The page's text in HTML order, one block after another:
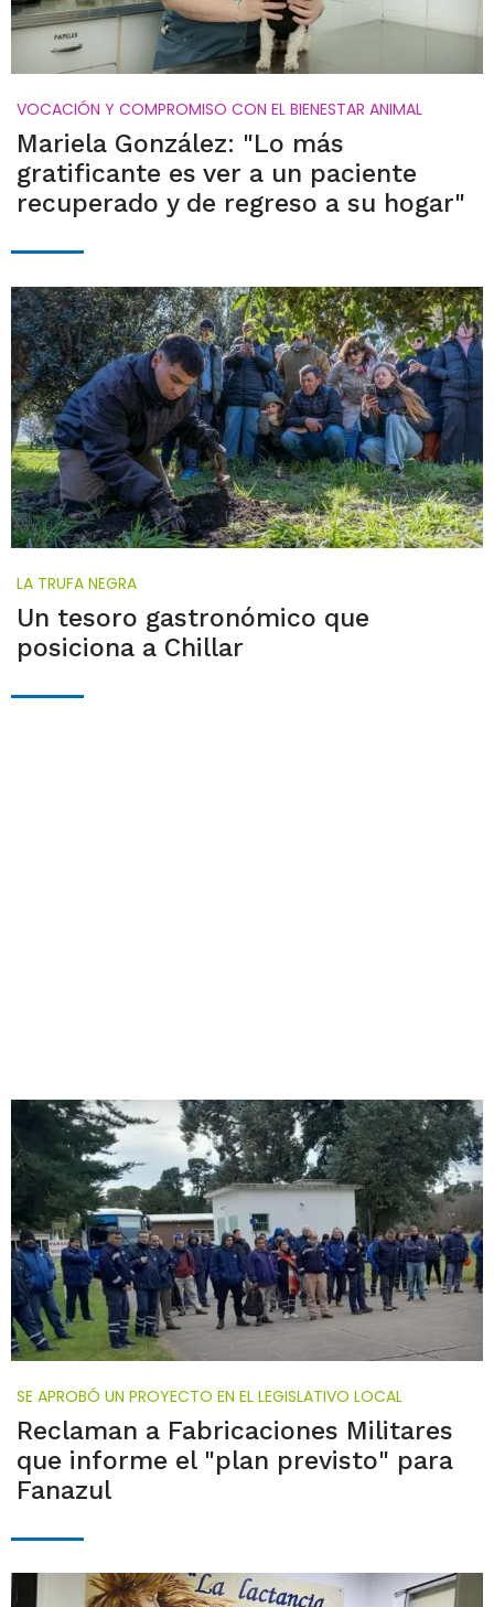
VOCACIÓN Y COMPROMISO CON EL BIENESTAR ANIMAL
Mariela González: "Lo más
gratificante es ver a un paciente
recuperado y de regreso a su hogar"
LA TRUFA NEGRA
Un tesoro gastronómico que
posiciona a Chillar
SE APROBÓ UN PROYECTO EN EL LEGISLATIVO LOCAL
Reclaman a Fabricaciones Militares
que informe el "plan previsto" para
Fanazul